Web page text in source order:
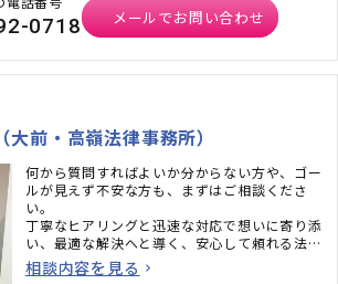
0718 メールでお問い合わせ
前・高嶺法律事務所）
何から質問すればよいか分からない方や、ゴー
ルが見えず不安な方も、まずはご相談くださ
い。
丁寧なヒアリングと迅速な対応で想いに寄り添
い、最適な解決へと導く、安心して頼れる法律
事務所です。
相談内容を見る